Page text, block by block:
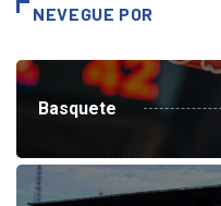
NEVEGUE POR
Basquete